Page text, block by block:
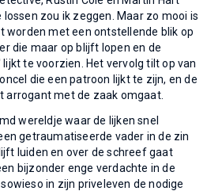
zou ik zeggen. Maar zo mooi is
worden met een ontstellende blik op
die maar op blijft lopen en de
te voorzien. Het vervolg tilt op van
die een patroon lijkt te zijn, en de
arrogant met de zaak omgaat.
wereldje waar de lijken snel
getraumatiseerde vader in de zin
luiden en over de schreef gaat
bijzonder enge verdachte in de
in zijn priveleven de nodige